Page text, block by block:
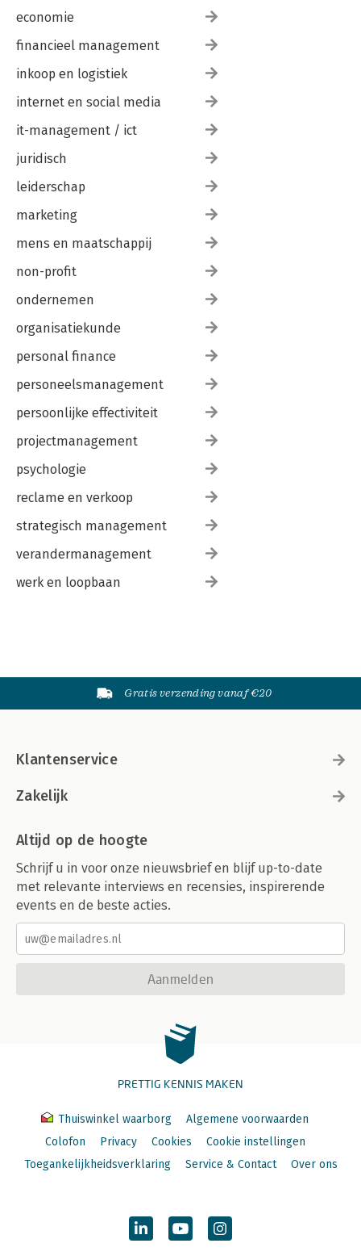
economie
financieel management
inkoop en logistiek
internet en social media
it-management / ict
juridisch
leiderschap
marketing
mens en maatschappij
non-profit
ondernemen
organisatiekunde
personal finance
personeelsmanagement
persoonlijke effectiviteit
projectmanagement
psychologie
reclame en verkoop
strategisch management
verandermanagement
werk en loopbaan
Gratis verzending vanaf €20
Klantenservice
Zakelijk
Altijd op de hoogte
Schrijf u in voor onze nieuwsbrief en blijf up-to-date
met relevante interviews en recensies, inspirerende
events en de beste acties.
Aanmelden
PRETTIG KENNIS MAKEN
Thuiswinkel waarborg
Algemene voorwaarden
Colofon
Privacy Cookies
Cookie instellingen
Toegankelijkheidsverklaring
Service & Contact Over ons